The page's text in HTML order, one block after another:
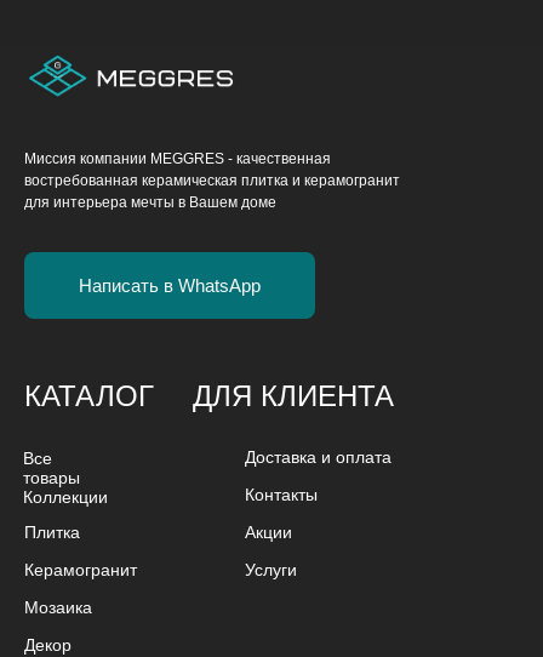
КАТАЛОГ
Плитка
Все
товары
Керамогранит
Мозаика
ДЛЯ КЛИЕНТА
Доставка и оплата
Контакты
Декор
Акции
Услуги
Коллекции
Миссия компании MEGGRES - качественная
востребованная керамическая плитка и керамогранит
для интерьера мечты в Вашем доме
Написать в WhatsApp